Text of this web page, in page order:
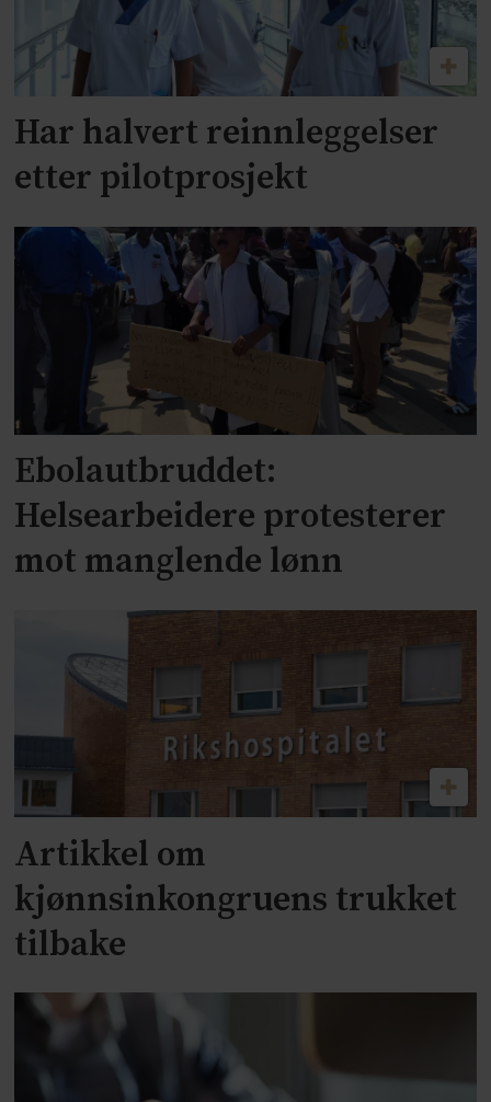
Har halvert reinnleggelser
etter pilotprosjekt
Ebolautbruddet:
Helsearbeidere protesterer
mot manglende lønn
Artikkel om
kjønnsinkongruens trukket
tilbake